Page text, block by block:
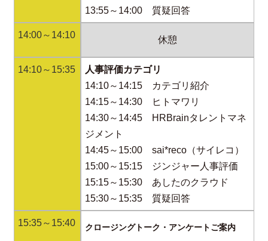
13:55～14:00 質疑回答
14:00～14:10 休憩
14:10～15:35
人事評価カテゴリ
14:10～14:15 カテゴリ紹介
14:15～14:30 ヒトマワリ
14:30～14:45 HRBrainタレントマネ
ジメント
14:45～15:00 sai*reco（サイレコ）
15:00～15:15 ジンジャー人事評価
15:15～15:30 あしたのクラウド
15:30～15:35 質疑回答
15:35～15:40 クロージングトーク・アンケートご案内